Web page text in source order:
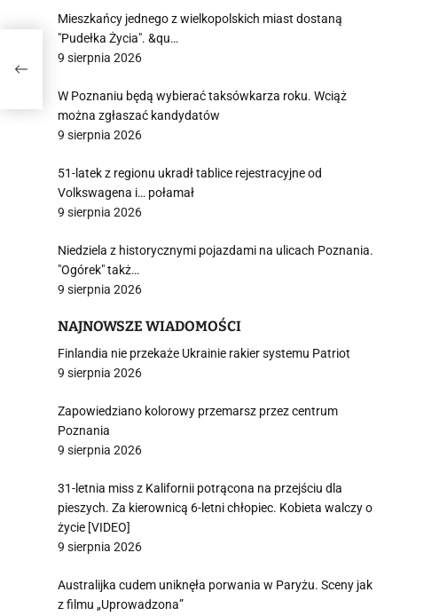
Mieszkańcy jednego z wielkopolskich miast dostaną
"Pudełka Życia". &qu…
9 sierpnia 2026
W Poznaniu będą wybierać taksówkarza roku. Wciąż
można zgłaszać kandydatów
9 sierpnia 2026
51-latek z regionu ukradł tablice rejestracyjne od
Volkswagena i… połamał
9 sierpnia 2026
Niedziela z historycznymi pojazdami na ulicach Poznania.
"Ogórek" takż…
9 sierpnia 2026
NAJNOWSZE WIADOMOŚCI
Finlandia nie przekaże Ukrainie rakier systemu Patriot
9 sierpnia 2026
Zapowiedziano kolorowy przemarsz przez centrum
Poznania
9 sierpnia 2026
31-letnia miss z Kalifornii potrącona na przejściu dla
pieszych. Za kierownicą 6-letni chłopiec. Kobieta walczy o
życie [VIDEO]
9 sierpnia 2026
Australijka cudem uniknęła porwania w Paryżu. Sceny jak
z filmu „Uprowadzona”